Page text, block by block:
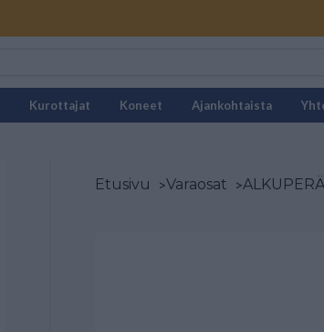
Kurottajat Koneet Ajankohtaista
Etusivu >Varaosat >